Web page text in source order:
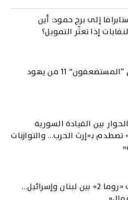
إلى برج حمود: أين
إذا تعثّر التمويل؟
هكذا قتل “المستضعفون” 11 من يهود
بين القيادة السورية
تصطدم بـ«إرث الحرب… والتوازنات
مفاوضات «روما 2» بين لبنان وإسرائيل…